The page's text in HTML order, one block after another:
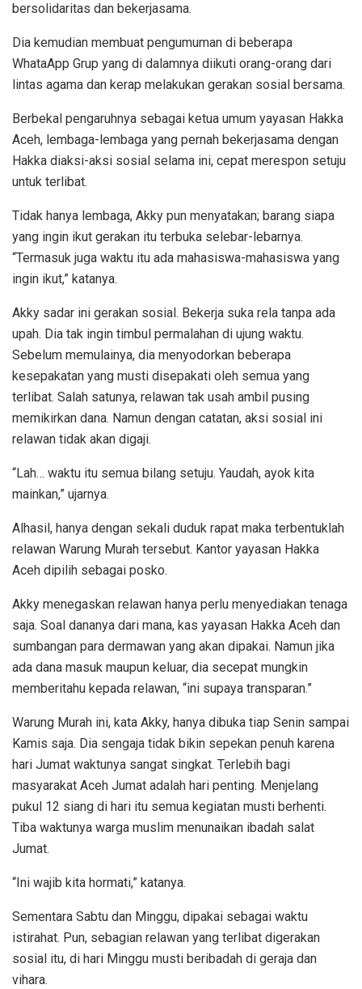
bersolidaritas dan bekerjasama.
Dia kemudian membuat pengumuman di beberapa
WhataApp Grup yang di dalamnya diikuti orang-orang dari
lintas agama dan kerap melakukan gerakan sosial bersama.
Berbekal pengaruhnya sebagai ketua umum yayasan Hakka
Aceh, lembaga-lembaga yang pernah bekerjasama dengan
Hakka diaksi-aksi sosial selama ini, cepat merespon setuju
untuk terlibat.
Tidak hanya lembaga, Akky pun menyatakan; barang siapa
yang ingin ikut gerakan itu terbuka selebar-lebarnya.
“Termasuk juga waktu itu ada mahasiswa-mahasiswa yang
ingin ikut,” katanya.
Akky sadar ini gerakan sosial. Bekerja suka rela tanpa ada
upah. Dia tak ingin timbul permalahan di ujung waktu.
Sebelum memulainya, dia menyodorkan beberapa
kesepakatan yang musti disepakati oleh semua yang
terlibat. Salah satunya, relawan tak usah ambil pusing
memikirkan dana. Namun dengan catatan, aksi sosial ini
relawan tidak akan digaji.
“Lah… waktu itu semua bilang setuju. Yaudah, ayok kita
mainkan,” ujarnya.
Alhasil, hanya dengan sekali duduk rapat maka terbentuklah
relawan Warung Murah tersebut. Kantor yayasan Hakka
Aceh dipilih sebagai posko.
Akky menegaskan relawan hanya perlu menyediakan tenaga
saja. Soal dananya dari mana, kas yayasan Hakka Aceh dan
sumbangan para dermawan yang akan dipakai. Namun jika
ada dana masuk maupun keluar, dia secepat mungkin
memberitahu kepada relawan, “ini supaya transparan.”
Warung Murah ini, kata Akky, hanya dibuka tiap Senin sampai
Kamis saja. Dia sengaja tidak bikin sepekan penuh karena
hari Jumat waktunya sangat singkat. Terlebih bagi
masyarakat Aceh Jumat adalah hari penting. Menjelang
pukul 12 siang di hari itu semua kegiatan musti berhenti.
Tiba waktunya warga muslim menunaikan ibadah salat
Jumat.
“Ini wajib kita hormati,” katanya.
Sementara Sabtu dan Minggu, dipakai sebagai waktu
istirahat. Pun, sebagian relawan yang terlibat digerakan
sosial itu, di hari Minggu musti beribadah di geraja dan
vihara.